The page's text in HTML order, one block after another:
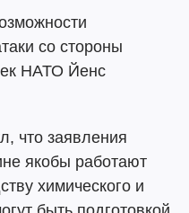
со стороны
НАТО Йенс
что заявления
якобы работают
химического и